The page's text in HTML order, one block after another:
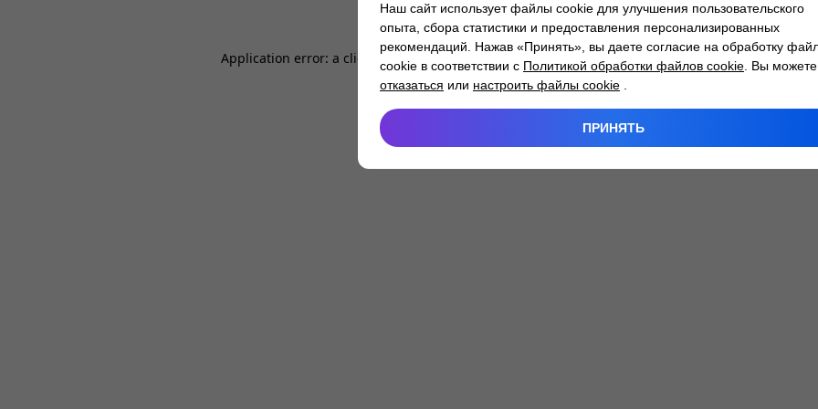
Application error: a client -side exception has occurred while loading atlantm.by (see the
Наш сайт использует файлы cookie для улучшения пользовательского
опыта, сбора статистики и предоставления персонализированных
рекомендаций. Нажав «Принять», вы даете согласие на обработку
cookie в соответствии с Политикой обработки файлов cookie . Вы можете
отказаться или настроить файлы cookie
ПРИНЯТЬ